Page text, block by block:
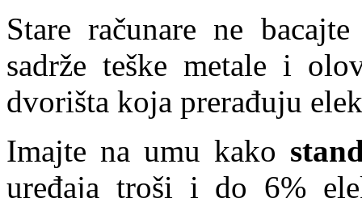
Stare računare ne
sadrže teške metale i
dvorišta koja prerađuju
Imajte na umu kako
uređaja troši i do 6%